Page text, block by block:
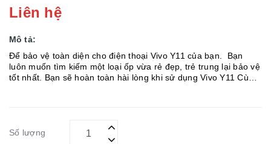
Liên hệ
Mô tả:
Để bảo vệ toàn diện cho điện thoại Vivo Y11 của bạn. Bạn
luôn muốn tìm kiếm một loại ốp vừa rẻ đẹp, trẻ trung lại bảo vệ
tốt nhất. Bạn sẽ hoàn toàn hài lòng khi sử dụng Vivo Y11 Cùng
Số lượng